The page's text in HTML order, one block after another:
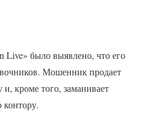
Live» было выявлено, что его
Мошенник продает
кроме того, заманивает